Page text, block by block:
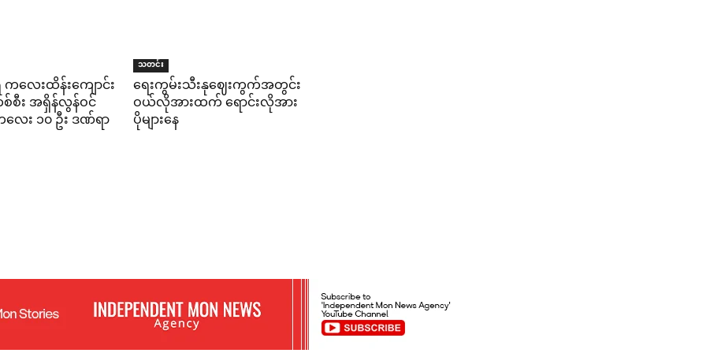
ကလေးထိန်းကျောင်း
း အရှိန်လွန်ဝင်
ေး ၁၀ ဦး ဒဏ်ရာ
သတင်း
ရေးကွမ်းသီးနုဈေးကွက်အတွင်း
ဝယ်လိုအားထက် ရောင်းလိုအား
ပိုများနေ